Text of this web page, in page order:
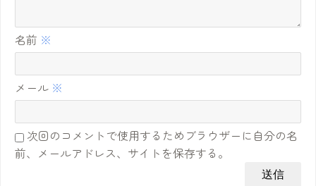
名前 ※
メール ※
次回のコメントで使用するためブラウザーに自分の名
前、メールアドレス、サイトを保存する。